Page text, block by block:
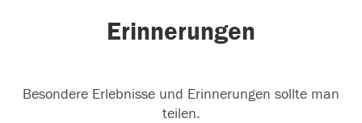
Erinnerungen
Besondere Erlebnisse und Erinnerungen sollte man
teilen.